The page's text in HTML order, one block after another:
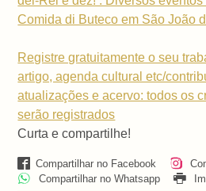
Comida di Buteco em São João
Registre gratuitamente o seu
artigo, agenda cultural etc/
atualizações e acervo: todos os
serão registrados
Curta e compartilhe!
Compartilhar no Facebook
Compartilhar no Whatsapp